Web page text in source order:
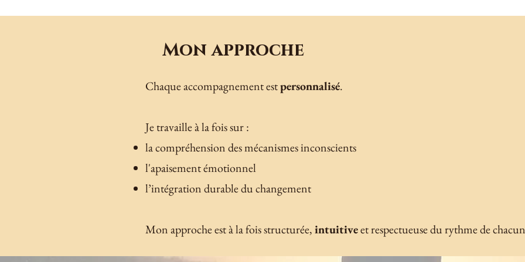
Mon approche
Chaque accompagnement estpersonnalisé.
Je travaille à la fois sur :
la compréhension des mécanismes inconscients
l'apaisement émotionnel
l’intégration durable du changement
Mon approche est à la fois structurée,intuitiveet respectueuse du rythme de